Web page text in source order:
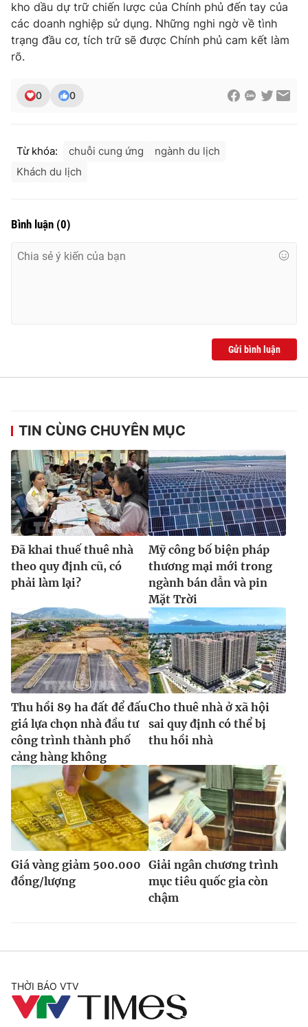
Cơ quan chủ quản:
cấp ngày 29/12/2023
Phó Tổng Biên tập:Nguyễn Thị Mỹ Hạnh, Phạm Quốc Thắng,
® Cấm sao chép dưới mọi hình thức nếu không có sự chấp
thuận bằng văn bản. Ghi rõ nguồn VTV.vn khi phát hành lại
thông tin từ website này.
kho dầu dự trữ chiến lược của Chính phủ đến tay của
các doanh nghiệp sử dụng. Những nghi ngờ về tình
trạng đầu cơ, tích trữ sẽ được Chính phủ cam kết làm
rõ.
0 0
Từ khóa: chuỗi cung ứng
ngành du lịch
Khách du lịch
Bình luận (0)
Gửi bình luận
TIN CÙNG CHUYÊN MỤC
Đã khai thuế thuê nhà
theo quy định cũ, có
phải làm lại?
Mỹ công bố biện pháp
thương mại mới trong
ngành bán dẫn và pin
Mặt Trời
Thu hồi 89 ha đất để đấu
giá lựa chọn nhà đầu tư
công trình thành phố
cảng hàng không
Cho thuê nhà ở xã hội
sai quy định có thể bị
thu hồi nhà
Giá vàng giảm 500.000
đồng/lượng
Giải ngân chương trình
mục tiêu quốc gia còn
chậm
THỜI BÁO VTV